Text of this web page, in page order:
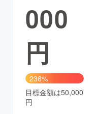
Creation
コミュニティ
000
円
236%
目標金額は50,000
円